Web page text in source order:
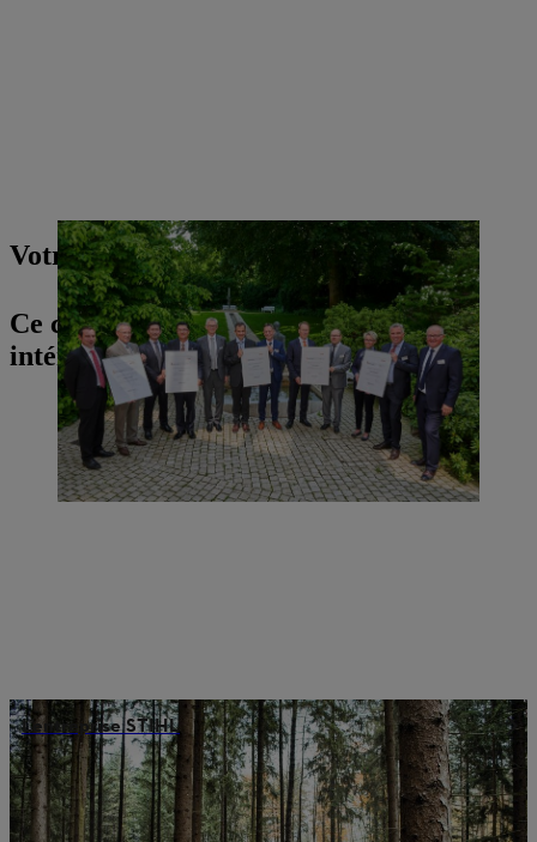
Votre contact presse
Ce contenu pourrait également vous
intéresser
L’entreprise STIHL